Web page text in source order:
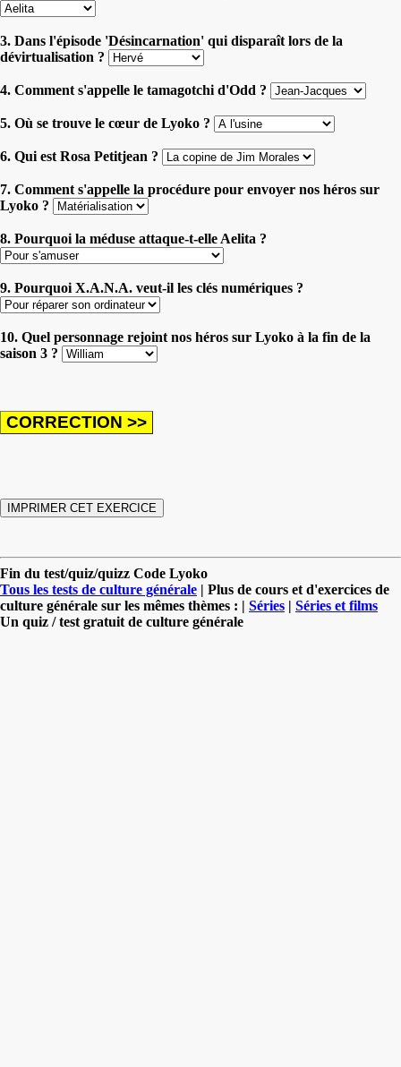
3. Dans l'épisode 'Désincarnation' qui disparaît lors de la
dévirtualisation ?
4. Comment s'appelle le tamagotchi d'Odd ?
5. Où se trouve le cœur de Lyoko ?
6. Qui est Rosa Petitjean ?
7. Comment s'appelle la procédure pour envoyer nos héros sur
Lyoko ?
8. Pourquoi la méduse attaque-t-elle Aelita ?
9. Pourquoi X.A.N.A. veut-il les clés numériques ?
10. Quel personnage rejoint nos héros sur Lyoko à la fin de la
saison 3 ?
Fin du test/quiz/quizz Code Lyoko
Tous les tests de culture générale | Plus de cours et d'exercices de
culture générale sur les mêmes thèmes : | Séries | Séries et films
Un quiz / test gratuit de culture générale